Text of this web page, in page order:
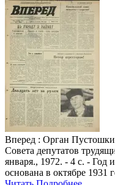
Вперед : Орган
Совета депутатов
января., 1972. - 4 с. - Год
основана в октябре 1931